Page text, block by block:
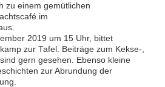
zu einem gemütlichen
im
2019 um 15 Uhr, bittet
zur Tafel. Beiträge zum Kekse-,
gern gesehen. Ebenso kleine
zur Abrundung der